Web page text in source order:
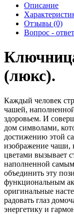
Описание
Отзывы (0)
Вопрос - ответ
(люкс).
Каждый человек
чашей,
здоровьем. И
дом символами,
достижению этой
изображение чаши,
цветами вызывает
наполненной
объединить эту
функциональным
оригинальные
радовать глаз
энергетику и